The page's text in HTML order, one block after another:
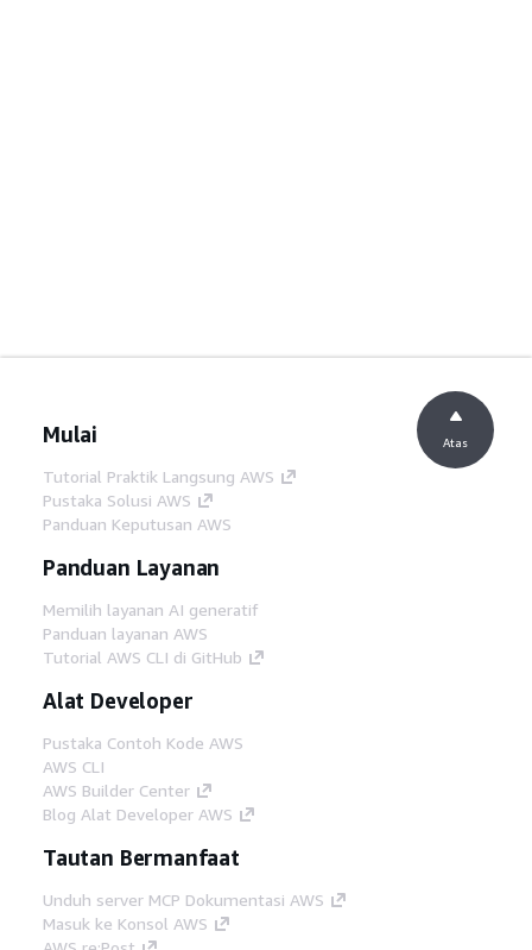
Mulai
Tutorial Praktik Langsung AWS
Pustaka Solusi AWS
Panduan Keputusan AWS
Panduan Layanan
Memilih layanan AI generatif
Panduan layanan AWS
Tutorial AWS CLI di GitHub
Alat Developer
Pustaka Contoh Kode AWS
AWS CLI
AWS Builder Center
Blog Alat Developer AWS
Tautan Bermanfaat
Unduh server MCP Dokumentasi AWS
Masuk ke Konsol AWS
Atas